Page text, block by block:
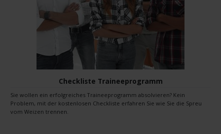
Checkliste Traineeprogramm
Sie wollen ein erfolgreiches Traineeprogramm absolvieren? Kein
Problem, mit der kostenlosen Checkliste erfahren Sie wie Sie die Spreu
vom Weizen trennen.